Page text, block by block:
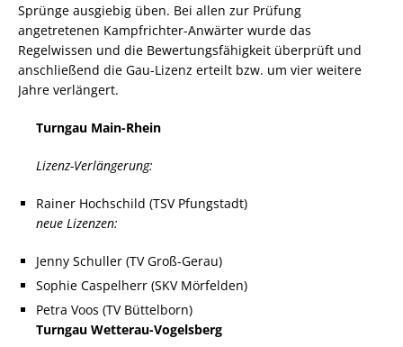
Sprünge ausgiebig üben. Bei allen zur Prüfung
angetretenen Kampfrichter-Anwärter wurde das
Regelwissen und die Bewertungsfähigkeit überprüft und
anschließend die Gau-Lizenz erteilt bzw. um vier weitere
Jahre verlängert.
Turngau Main-Rhein
Lizenz-Verlängerung:
Rainer Hochschild (TSV Pfungstadt)
neue Lizenzen:
Jenny Schuller (TV Groß-Gerau)
Sophie Caspelherr (SKV Mörfelden)
Petra Voos (TV Büttelborn)
Turngau Wetterau-Vogelsberg